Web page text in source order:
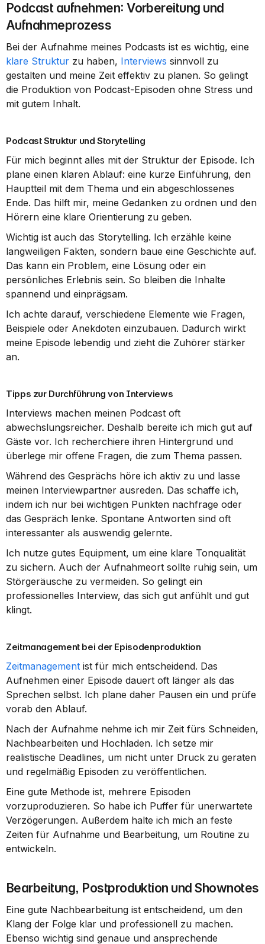
Podcast aufnehmen: Vorbereitung und
Aufnahmeprozess
klare Struktur zu haben, Interviews sinnvoll zu
gestalten und meine Zeit effektiv zu planen. So gelingt
die Produktion von Podcast-Episoden ohne Stress und
mit gutem Inhalt.
Podcast Struktur und Storytelling
Für mich beginnt alles mit der Struktur der Episode. Ich
plane einen klaren Ablauf: eine kurze Einführung, den
Hauptteil mit dem Thema und ein abgeschlossenes
Ende. Das hilft mir, meine Gedanken zu ordnen und den
Hörern eine klare Orientierung zu geben.
Wichtig ist auch das Storytelling. Ich erzähle keine
langweiligen Fakten, sondern baue eine Geschichte auf.
Das kann ein Problem, eine Lösung oder ein
persönliches Erlebnis sein. So bleiben die Inhalte
spannend und einprägsam.
Ich achte darauf, verschiedene Elemente wie Fragen,
Beispiele oder Anekdoten einzubauen. Dadurch wirkt
meine Episode lebendig und zieht die Zuhörer stärker
an.
Tipps zur Durchführung von Interviews
Interviews machen meinen Podcast oft
abwechslungsreicher. Deshalb bereite ich mich gut auf
Gäste vor. Ich recherchiere ihren Hintergrund und
überlege mir offene Fragen, die zum Thema passen.
Während des Gesprächs höre ich aktiv zu und lasse
meinen Interviewpartner ausreden. Das schaffe ich,
indem ich nur bei wichtigen Punkten nachfrage oder
das Gespräch lenke. Spontane Antworten sind oft
interessanter als auswendig gelernte.
Ich nutze gutes Equipment, um eine klare Tonqualität
zu sichern. Auch der Aufnahmeort sollte ruhig sein, um
Störgeräusche zu vermeiden. So gelingt ein
professionelles Interview, das sich gut anfühlt und gut
klingt.
Zeitmanagement bei der Episodenproduktion
Zeitmanagement ist für mich entscheidend. Das
Aufnehmen einer Episode dauert oft länger als das
Sprechen selbst. Ich plane daher Pausen ein und prüfe
vorab den Ablauf.
Nach der Aufnahme nehme ich mir Zeit fürs Schneiden,
Nachbearbeiten und Hochladen. Ich setze mir
realistische Deadlines, um nicht unter Druck zu geraten
und regelmäßig Episoden zu veröffentlichen.
Eine gute Methode ist, mehrere Episoden
vorzuproduzieren. So habe ich Puffer für unerwartete
Verzögerungen. Außerdem halte ich mich an feste
Zeiten für Aufnahme und Bearbeitung, um Routine zu
entwickeln.
Bearbeitung, Postproduktion und Shownotes
Eine gute Nachbearbeitung ist entscheidend, um den
Klang der Folge klar und professionell zu machen.
Ebenso wichtig sind genaue und ansprechende